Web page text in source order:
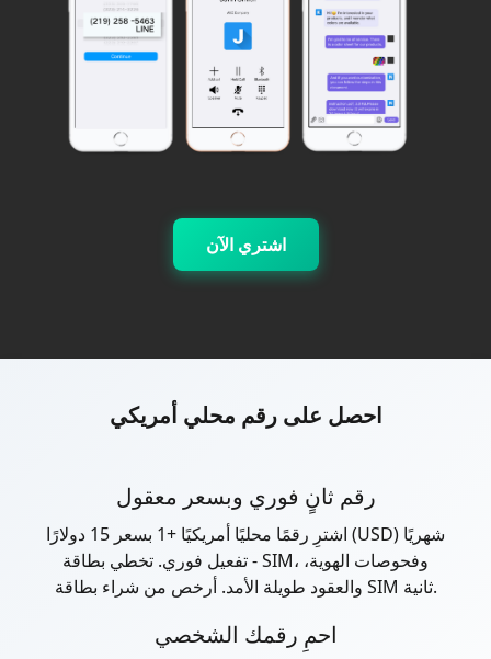
اشتري الآن
احصل على رقم محلي أمريكي
رقم ثانٍ فوري وبسعر معقول
اشترِ رقمًا محليًا أمريكيًا +1 بسعر 15 دولارًا (USD) شهريًا
- تفعيل فوري. تخطي بطاقة SIM، وفحوصات الهوية،
والعقود طويلة الأمد. أرخص من شراء بطاقة SIM ثانية.
احمِ رقمك الشخصي